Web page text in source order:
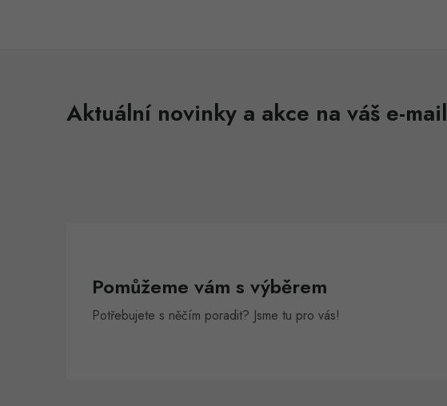
Aktuální novinky a akce na váš e-mail
Pomůžeme vám s výběrem
Potřebujete s něčím poradit? Jsme tu pro vás!